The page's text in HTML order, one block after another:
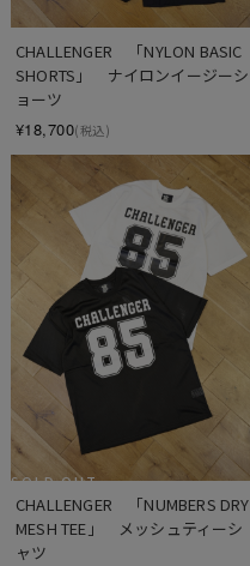
CHALLENGER　「NYLON BASIC
SHORTS」　ナイロンイージーシ
ョーツ
¥18,700(税込)
SOLD OUT
CHALLENGER　「NUMBERS DRY
MESH TEE」　メッシュティーシ
ャツ